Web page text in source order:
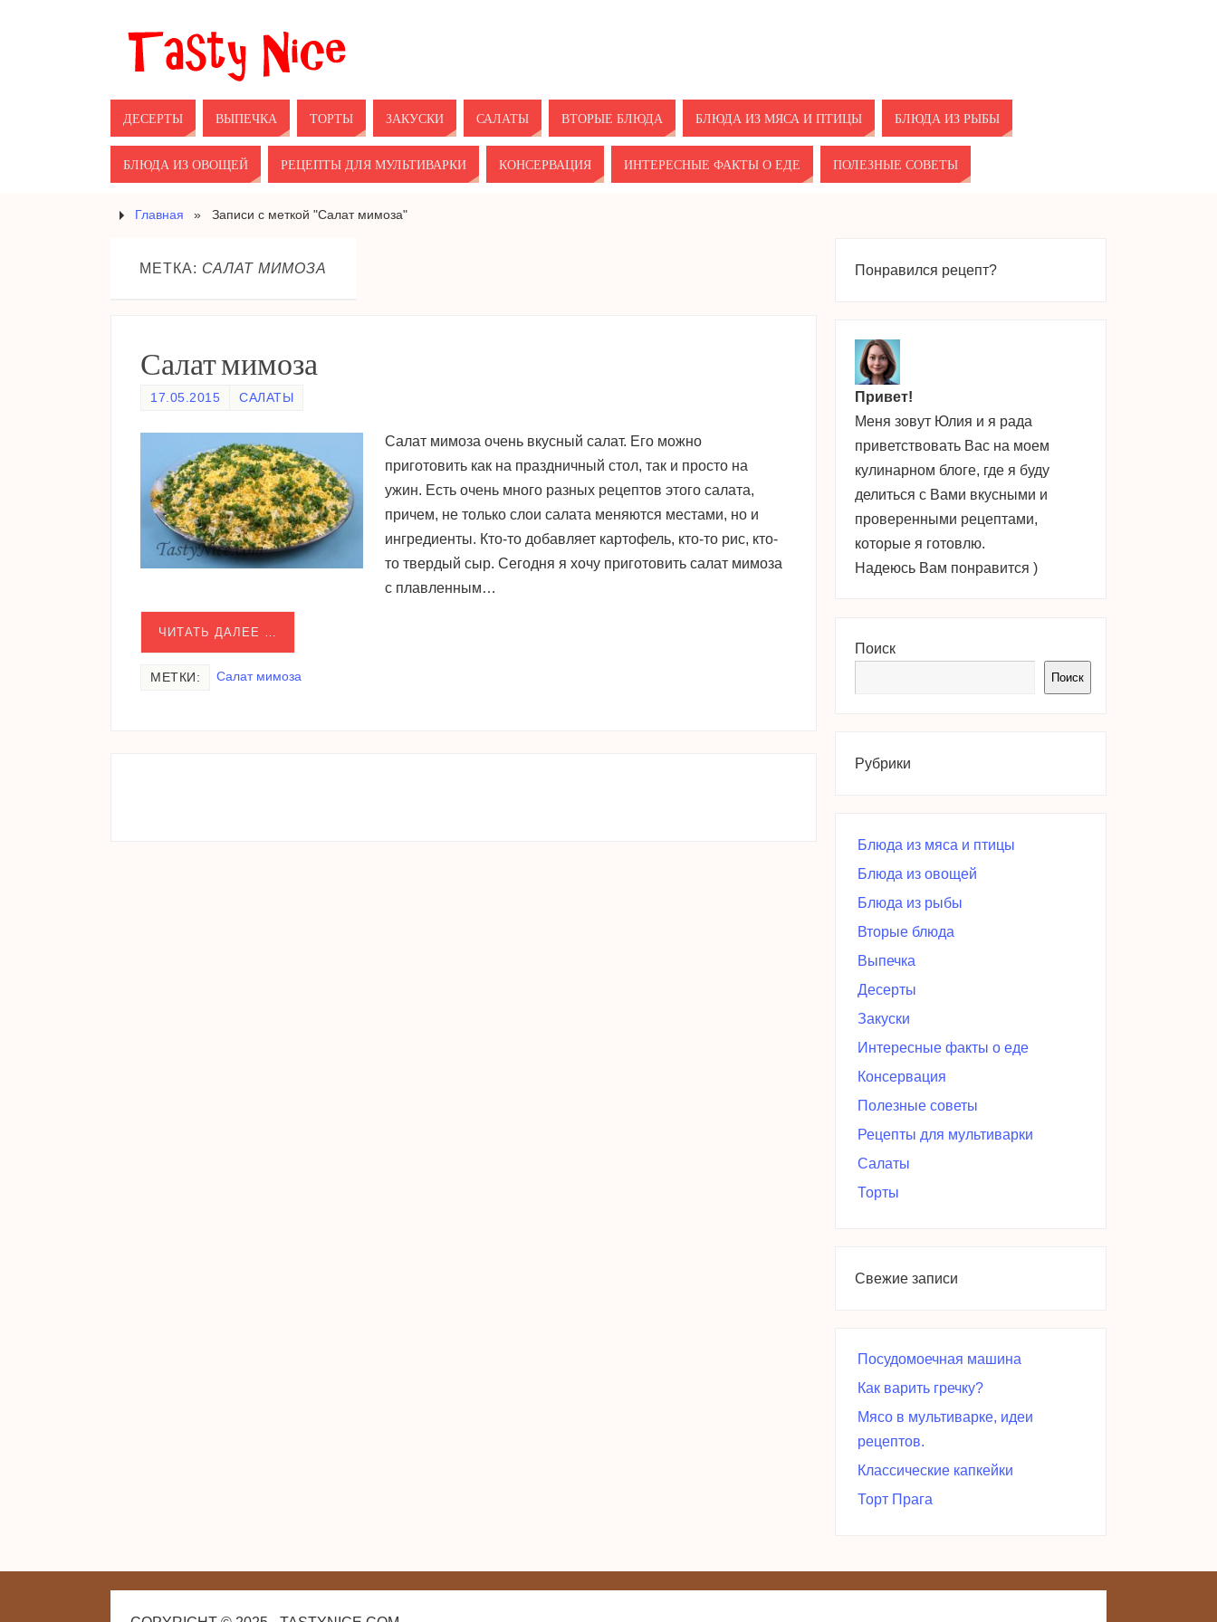
ДЕСЕРТЫ ВЫПЕЧКА ТОРТЫ ЗАКУСКИ САЛАТЫ ВТОРЫЕ БЛЮДА БЛЮДА ИЗ МЯСА И ПТИЦЫ БЛЮДА ИЗ РЫБЫ
БЛЮДА ИЗ ОВОЩЕЙ РЕЦЕПТЫ ДЛЯ МУЛЬТИВАРКИ КОНСЕРВАЦИЯ ИНТЕРЕСНЫЕ ФАКТЫ О ЕДЕ ПОЛЕЗНЫЕ СОВЕТЫ
Главная » Записи с меткой "Салат мимоза"
МЕТКА: САЛАТ МИМОЗА
Салат мимоза
17.05.2015 САЛАТЫ
Салат мимоза очень вкусный салат. Его можно
приготовить как на праздничный стол, так и просто на
ужин. Есть очень много разных рецептов этого салата,
причем, не только слои салата меняются местами, но и
ингредиенты. Кто-то добавляет картофель, кто-то рис, кто-
то твердый сыр. Сегодня я хочу приготовить салат мимоза
с плавленным…
ЧИТАТЬ ДАЛЕЕ …
МЕТКИ: Салат мимоза
Понравился рецепт?
Привет!
Меня зовут Юлия и я рада
приветствовать Вас на моем
кулинарном блоге, где я буду
делиться с Вами вкусными и
проверенными рецептами,
которые я готовлю.
Надеюсь Вам понравится )
Поиск
Поиск
Рубрики
Блюда из мяса и птицы
Блюда из овощей
Блюда из рыбы
Вторые блюда
Выпечка
Десерты
Закуски
Интересные факты о еде
Консервация
Полезные советы
Рецепты для мультиварки
Салаты
Торты
Свежие записи
Посудомоечная машина
Как варить гречку?
Мясо в мультиварке, идеи
рецептов.
Классические капкейки
Торт Прага